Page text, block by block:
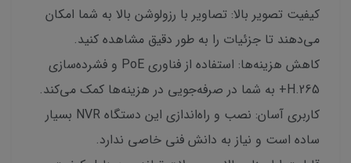
کیفیت تصویر بالا: تصاویر با رزولوشن بالا به شما امکان
می‌دهند تا جزئیات را به طور دقیق مشاهده کنید.
کاهش هزینه‌ها: استفاده از فناوری PoE و فشرده‌سازی
H.265+ به شما در صرفه‌جویی در هزینه‌ها کمک می‌کند.
کاربری آسان: نصب و راه‌اندازی این دستگاه NVR بسیار
ساده است و نیاز به دانش فنی خاصی ندارد.